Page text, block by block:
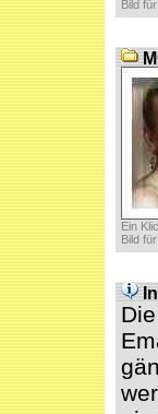
Bild
Ein
Bild